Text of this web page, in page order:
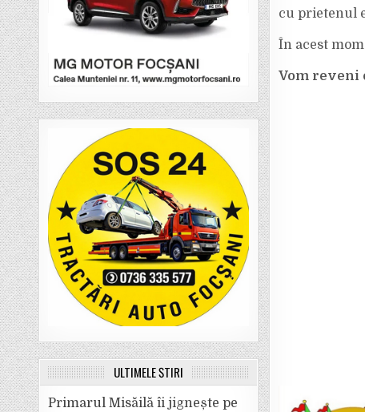
cu prietenul
În acest
Vom reveni
ULTIMELE ȘTIRI
Primarul Misăilă îi jignește pe